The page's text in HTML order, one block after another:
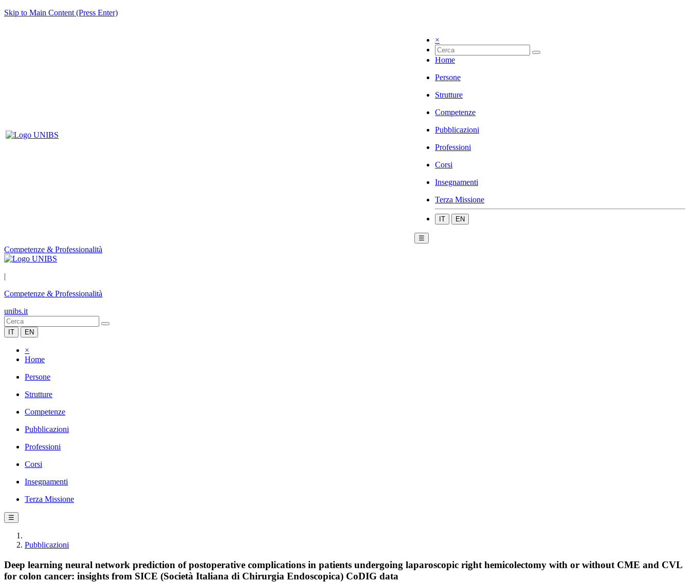
Skip to Main Content (Press Enter)
×
Home
Persone
Strutture
Competenze
Pubblicazioni
Professioni
Corsi
Insegnamenti
Terza Missione
IT EN
☰
Competenze & Professionalità
|
Competenze & Professionalità
unibs.it
IT EN
×
Home
Persone
Strutture
Competenze
Pubblicazioni
Professioni
Corsi
Insegnamenti
Terza Missione
☰
Pubblicazioni
Deep learning neural network prediction of postoperative complications in patients undergoing laparoscopic right hemicolectomy with or without CME and CVL
for colon cancer: insights from SICE (Società Italiana di Chirurgia Endoscopica) CoDIG data